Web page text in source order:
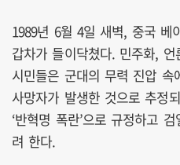
1989년 6월 4일 새벽, 중국
갑차가 들이닥쳤다. 민주화,
시민들은 군대의 무력 진압 속
사망자가 발생한 것으로 추정
‘반혁명 폭란’으로 규정하고
려 한다.